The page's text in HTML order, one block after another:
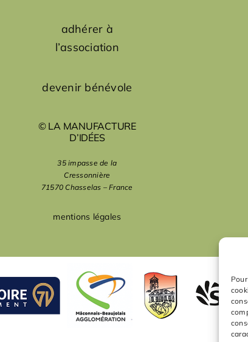
adhérer à
l’association
devenir bénévole
© LA MANUFACTURE
D’IDÉES
35 impasse de la
Cressonnière
71570 Chasselas – France
mentions légales